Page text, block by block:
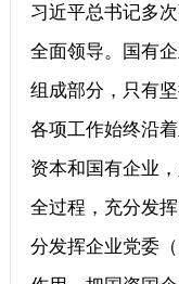
习近平总书记多
全面领导。国有
组成部分，只有
各项工作始终沿
资本和国有企业
全过程，充分发
分发挥企业党委